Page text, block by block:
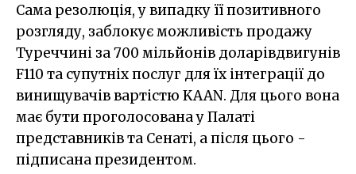
Сама резолюція, у випадку її позитивного
розгляду, заблокує можливість продажу
Туреччині за 700 мільйонів доларівдвигунів
F110 та супутніх послуг для їх інтеграції до
винищувачів вартістю KAAN. Для цього вона
має бути проголосована у Палаті
представників та Сенаті, а після цього -
підписана президентом.